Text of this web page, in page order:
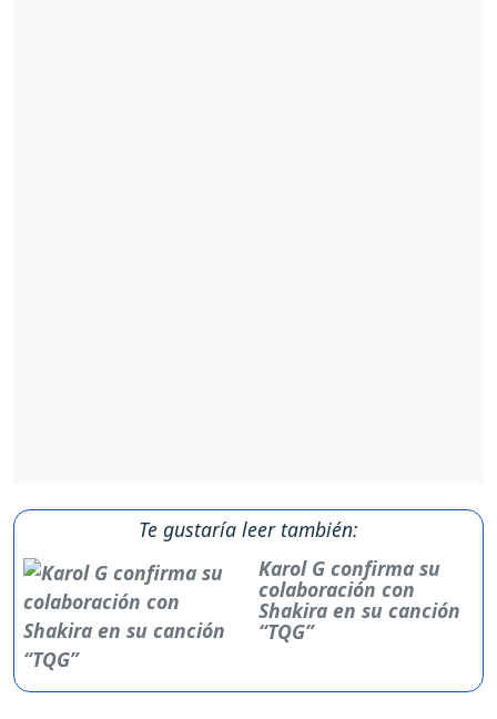
Te gustaría leer también:
Karol G confirma su
colaboración con
Shakira en su canción
“TQG”